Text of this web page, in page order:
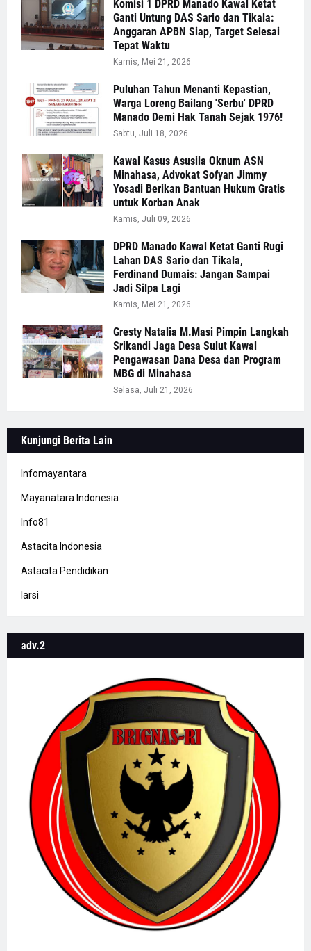
Komisi 1 DPRD Manado Kawal Ketat
Ganti Untung DAS Sario dan Tikala:
Anggaran APBN Siap, Target Selesai
Tepat Waktu
Kamis, Mei 21, 2026
Puluhan Tahun Menanti Kepastian,
Warga Loreng Bailang 'Serbu' DPRD
Manado Demi Hak Tanah Sejak 1976!
Sabtu, Juli 18, 2026
Kawal Kasus Asusila Oknum ASN
Minahasa, Advokat Sofyan Jimmy
Yosadi Berikan Bantuan Hukum Gratis
untuk Korban Anak
Kamis, Juli 09, 2026
DPRD Manado Kawal Ketat Ganti Rugi
Lahan DAS Sario dan Tikala,
Ferdinand Dumais: Jangan Sampai
Jadi Silpa Lagi
Kamis, Mei 21, 2026
Gresty Natalia M.Masi Pimpin Langkah
Srikandi Jaga Desa Sulut Kawal
Pengawasan Dana Desa dan Program
MBG di Minahasa
Selasa, Juli 21, 2026
Kunjungi Berita Lain
Infomayantara
Mayanatara Indonesia
Info81
Astacita Indonesia
Astacita Pendidikan
Iarsi
adv.2